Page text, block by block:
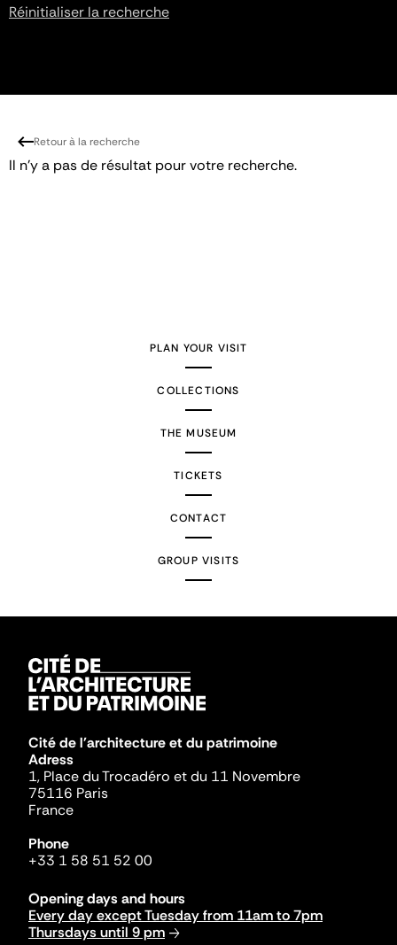
Réinitialiser la recherche
Retour à la recherche
Il n'y a pas de résultat pour votre recherche.
PLAN YOUR VISIT
COLLECTIONS
THE MUSEUM
TICKETS
CONTACT
GROUP VISITS
Cité de l'architecture et du patrimoine
Adress
1, Place du Trocadéro et du 11 Novembre
75116 Paris
France
Phone
+33 1 58 51 52 00
Opening days and hours
Every day except Tuesday from 11am to 7pm
Thursdays until 9 pm